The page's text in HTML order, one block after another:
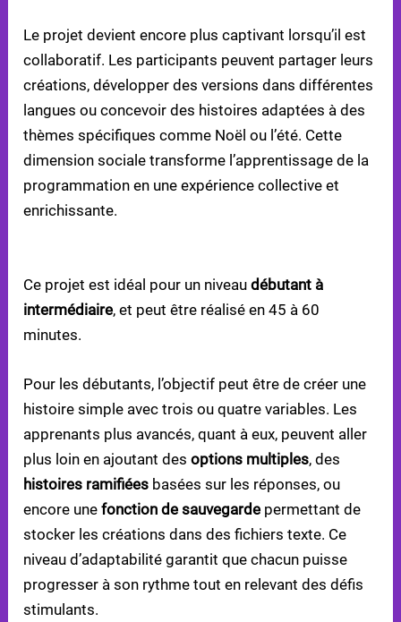
Le projet devient encore plus captivant lorsqu’il est
collaboratif. Les participants peuvent partager leurs
créations, développer des versions dans différentes
langues ou concevoir des histoires adaptées à des
thèmes spécifiques comme Noël ou l’été. Cette
dimension sociale transforme l’apprentissage de la
programmation en une expérience collective et
enrichissante.
Ce projet est idéal pour un niveaudébutant à
intermédiaire, et peut être réalisé en 45 à 60
minutes.
Pour les débutants, l’objectif peut être de créer une
histoire simple avec trois ou quatre variables. Les
apprenants plus avancés, quant à eux, peuvent aller
plus loin en ajoutant desoptions multiples, des
histoires ramifiées basées sur les réponses, ou
encore unefonction de sauvegarde permettant de
stocker les créations dans des fichiers texte. Ce
niveau d’adaptabilité garantit que chacun puisse
progresser à son rythme tout en relevant des défis
stimulants.